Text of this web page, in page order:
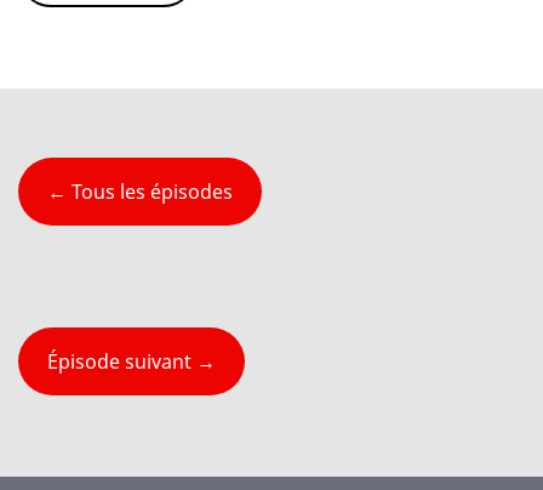
← Tous les épisodes
Épisode suivant →